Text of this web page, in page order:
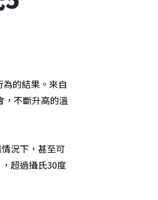
的結果。來自
，不斷升高的溫
況下，甚至可
超過攝氏30度